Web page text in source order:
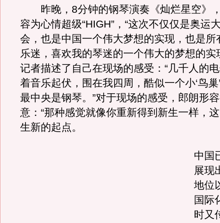
昨晚，8分钟的钢琴演奏《灿烂星空》
容为心情超级“HIGH”，“这次不仅仅是奥运
会，也是中国一个伟大梦想的实现，也是所
乐迷，喜欢我的琴迷的一个伟大的梦想的
记者描述了自己在现场的感受：“几千人的
着音乐起伏，围在我四周，酷似一个小‘鸟巢
最中央是钢琴。”对于现场的感受，郎朗形
意：“那种感觉就像你重新得到新生一样，
生新的起点。
中国
展现
地位
国际
时又